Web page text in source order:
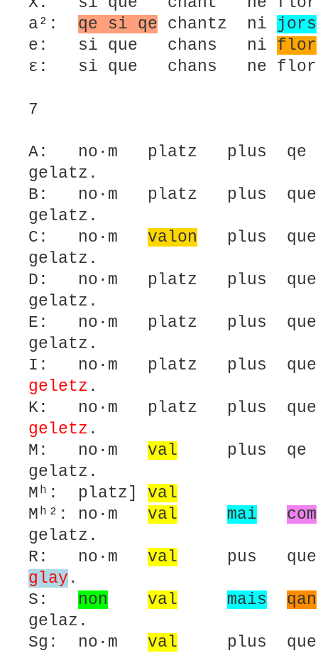
a²: qe si qe chantz ni jors
e: si que chans ni flor
ε: si que chans ne
7
A: no·m platz plus
gelatz.
B: no·m platz plus
gelatz.
C: no·m valon plus
gelatz.
D: no·m platz plus
gelatz.
E: no·m platz plus
gelatz.
I: no·m platz plus
geletz .
K: no·m platz plus
geletz .
M: no·m val plus
gelatz.
Mʰ: platz] val
Mʰ²: no·m val mai com
gelatz.
R: no·m val pus
glay .
S: non val mais
qan
gelaz.
Sg: no·m val plus